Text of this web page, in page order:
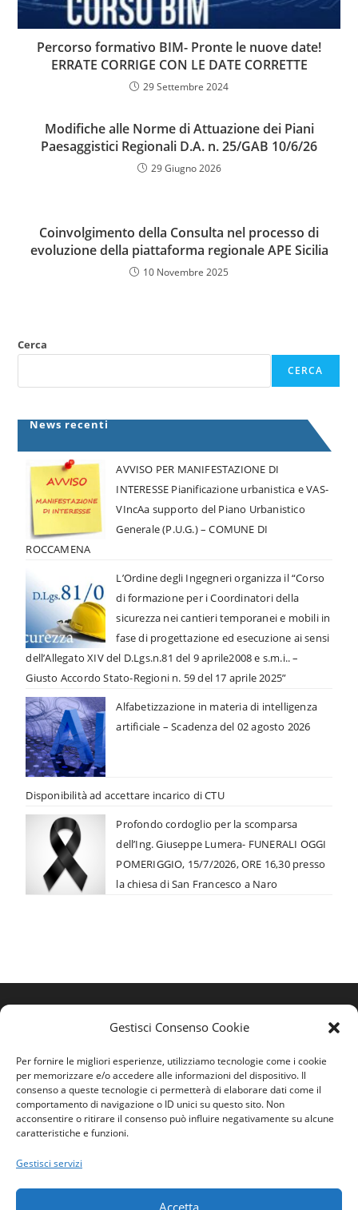
Gestisci Consenso Cookie
Per fornire le migliori esperienze, utilizziamo tecnologie come i cookie
per memorizzare e/o accedere alle informazioni del dispositivo. Il
consenso a queste tecnologie ci permetterà di elaborare dati come il
comportamento di navigazione o ID unici su questo sito. Non
acconsentire o ritirare il consenso può influire negativamente su alcune
caratteristiche e funzioni.
Gestisci servizi
Accetta
Percorso formativo BIM- Pronte le nuove date!
ERRATE CORRIGE CON LE DATE CORRETTE
29 Settembre 2024
Modifiche alle Norme di Attuazione dei Piani
Paesaggistici Regionali D.A. n. 25/GAB 10/6/26
29 Giugno 2026
Coinvolgimento della Consulta nel processo di
evoluzione della piattaforma regionale APE Sicilia
10 Novembre 2025
Cerca
CERCA
News recenti
AVVISO PER MANIFESTAZIONE DI
INTERESSE Pianificazione urbanistica e VAS-
VIncAa supporto del Piano Urbanistico
Generale (P.U.G.) – COMUNE DI
ROCCAMENA
L’Ordine degli Ingegneri organizza il “Corso
di formazione per i Coordinatori della
sicurezza nei cantieri temporanei e mobili in
fase di progettazione ed esecuzione ai sensi
dell’Allegato XIV del D.Lgs.n.81 del 9 aprile2008 e s.m.i.. –
Giusto Accordo Stato-Regioni n. 59 del 17 aprile 2025”
Alfabetizzazione in materia di intelligenza
artificiale – Scadenza del 02 agosto 2026
Disponibilità ad accettare incarico di CTU
Profondo cordoglio per la scomparsa
dell’Ing. Giuseppe Lumera- FUNERALI OGGI
POMERIGGIO, 15/7/2026, ORE 16,30 presso
la chiesa di San Francesco a Naro
Home
Ordine